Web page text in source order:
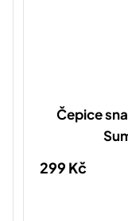
Čepice
299 Kč